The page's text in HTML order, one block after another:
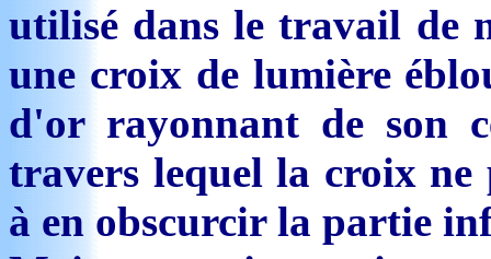
utilisé dans le travail de
une croix de lumière
d'or rayonnant de son
travers lequel la croix
à en obscurcir la partie